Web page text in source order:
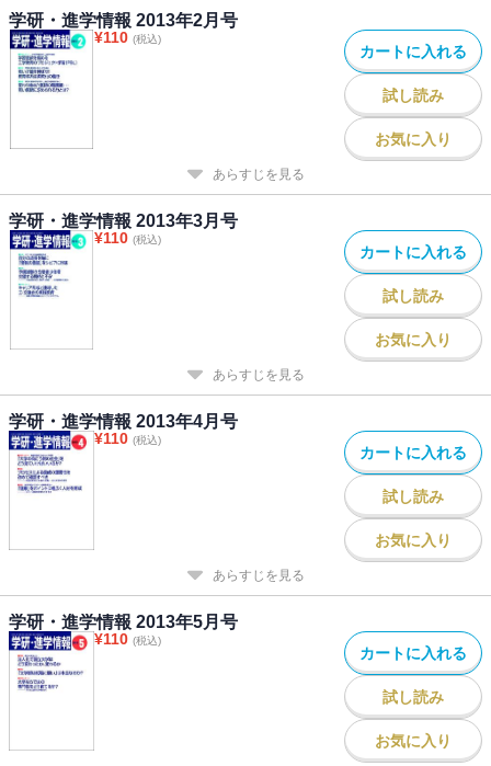
学研・進学情報 2013年2月号
¥110 (税込)
カートに入れる
試し読み
お気に入り
あらすじを見る
学研・進学情報 2013年3月号
¥110 (税込)
カートに入れる
試し読み
お気に入り
あらすじを見る
学研・進学情報 2013年4月号
¥110 (税込)
カートに入れる
試し読み
お気に入り
あらすじを見る
学研・進学情報 2013年5月号
¥110 (税込)
カートに入れる
試し読み
お気に入り